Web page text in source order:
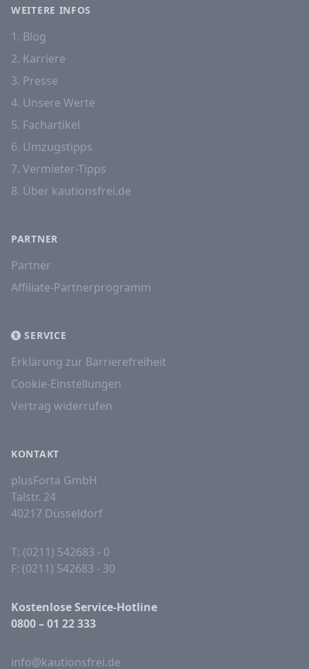
WEITERE INFOS
1. Blog
2. Karriere
3. Presse
4. Unsere Werte
5. Fachartikel
6. Umzugstipps
7. Vermieter-Tipps
8. Über kautionsfrei.de
PARTNER
Partner
Affiliate-Partnerprogramm
SERVICE
Erklärung zur Barrierefreiheit
Cookie-Einstellungen
Vertrag widerrufen
KONTAKT
plusForta GmbH
Talstr. 24
40217 Düsseldorf
T: (0211) 542683 - 0
F: (0211) 542683 - 30
Kostenlose Service-Hotline
0800 – 01 22 333
info@kautionsfrei.de